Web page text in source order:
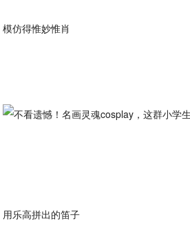
模仿得惟妙惟肖
用乐高拼出的笛子